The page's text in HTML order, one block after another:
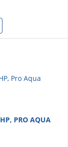
PRO AQUA